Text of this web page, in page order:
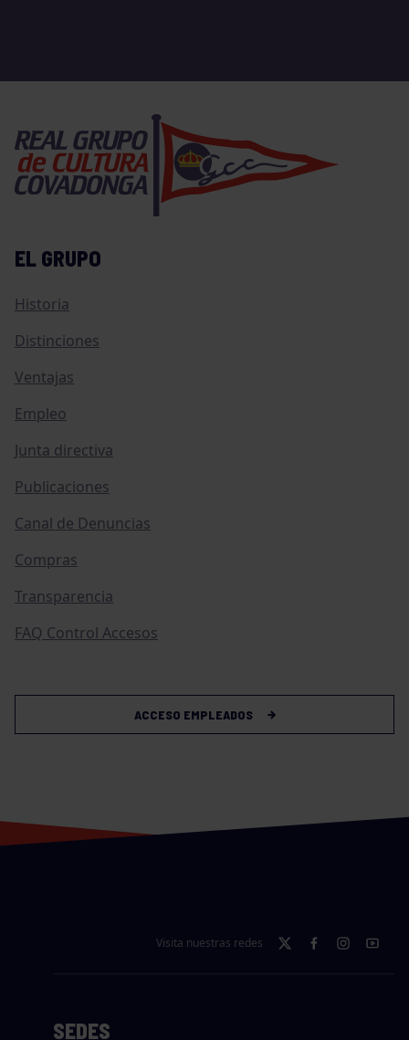
EL GRUPO
Historia
Distinciones
Ventajas
Empleo
Junta directiva
Publicaciones
Canal de Denuncias
Compras
Transparencia
FAQ Control Accesos
ACCESO EMPLEADOS
Visita nuestras redes
SEDES